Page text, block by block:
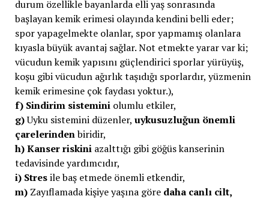
durum özellikle bayanlarda elli yaş sonrasında
başlayan kemik erimesi olayında kendini belli eder;
spor yapagelmekte olanlar, spor yapmamış olanlara
kıyasla büyük avantaj sağlar. Not etmekte yarar var ki;
vücudun kemik yapısını güçlendirici sporlar yürüyüş,
koşu gibi vücudun ağırlık taşıdığı sporlardır, yüzmenin
kemik erimesine çok faydası yoktur.),
f) Sindirim sisteminiolumlu etkiler,
g)Uyku sistemini düzenler, uykusuzluğun önemli
çarelerindenbiridir,
h)Kanser riskiniazalttığı gibi göğüs kanserinin
tedavisinde yardımcıdır,
i) Stresile baş etmede önemli etkendir,
m)Zayıflamada kişiye yaşına göre daha canlı cilt,